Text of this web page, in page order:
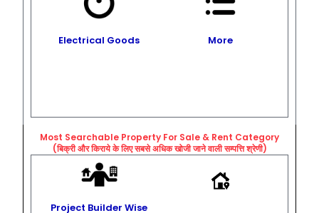
Electrical Goods More
Most Searchable Property For Sale & Rent Category
(बिक्री और किराये के लिए सबसे अधिक खोजी जाने वाली सम्पत्ति श्रेणी)
Project Builder Wise